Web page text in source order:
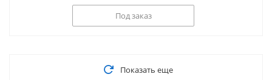
Под заказ
Показать еще